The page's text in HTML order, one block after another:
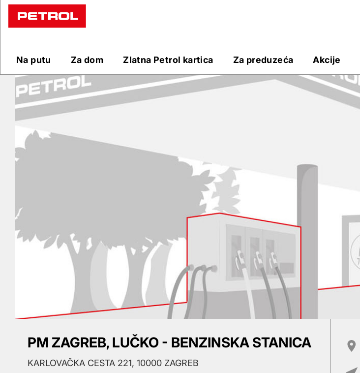
Prodajna
mjesta
Na putu Za dom Zlatna Petrol kartica Za preduzeća Akcije
PM ZAGREB, LUČKO - BENZINSKA STANICA
KARLOVAČKA CESTA 221, 10000 ZAGREB